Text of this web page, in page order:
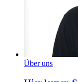
Über uns